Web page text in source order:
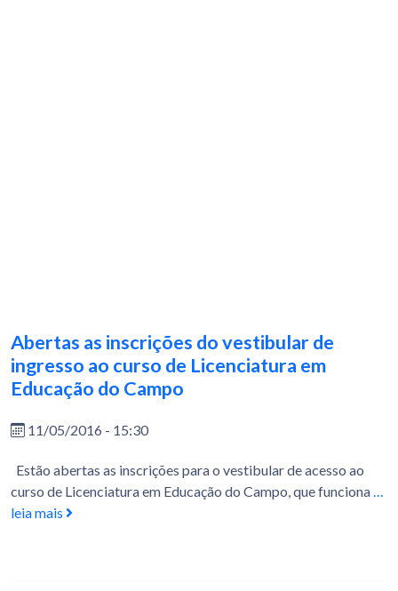
Abertas as inscrições do vestibular de
ingresso ao curso de Licenciatura em
Educação do Campo
11/05/2016 - 15:30
Estão abertas as inscrições para o vestibular de acesso ao
curso de Licenciatura em Educação do Campo, que funciona…
leia mais